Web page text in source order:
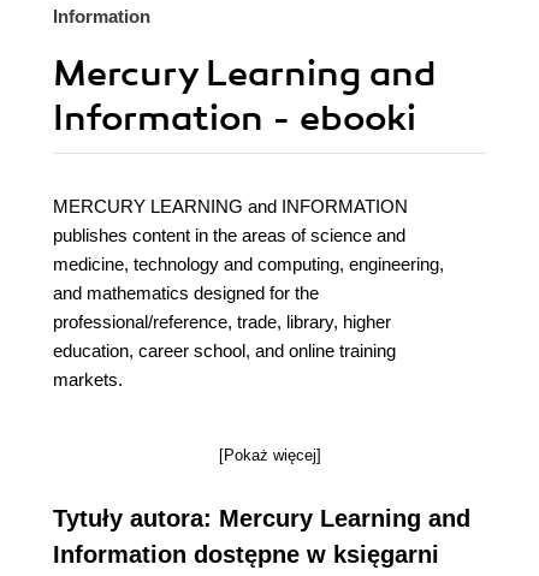
Information
Mercury Learning and
Information - ebooki
MERCURY LEARNING and INFORMATION
publishes content in the areas of science and
medicine, technology and computing, engineering,
and mathematics designed for the
professional/reference, trade, library, higher
education, career school, and online training
markets.
[Pokaż więcej]
Tytuły autora: Mercury Learning and
Information dostępne w księgarni